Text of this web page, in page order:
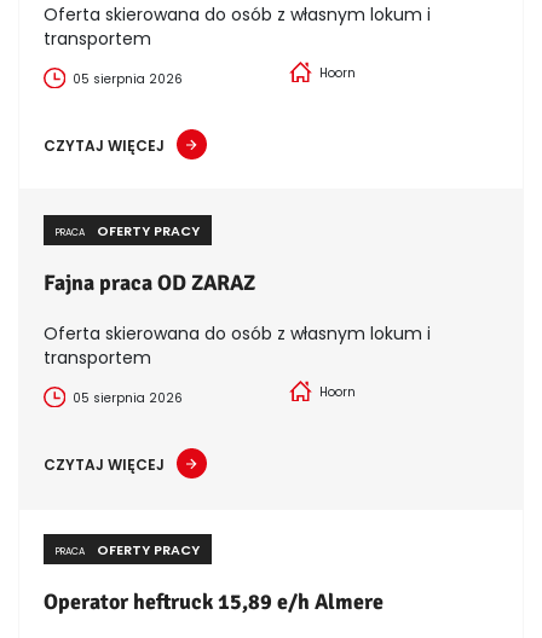
Oferta skierowana do osób z własnym lokum i
transportem
05 sierpnia 2026 Hoorn
CZYTAJ WIĘCEJ
PRACA OFERTY PRACY
Fajna praca OD ZARAZ
Oferta skierowana do osób z własnym lokum i
transportem
05 sierpnia 2026 Hoorn
CZYTAJ WIĘCEJ
PRACA OFERTY PRACY
Operator heftruck 15,89 e/h Almere